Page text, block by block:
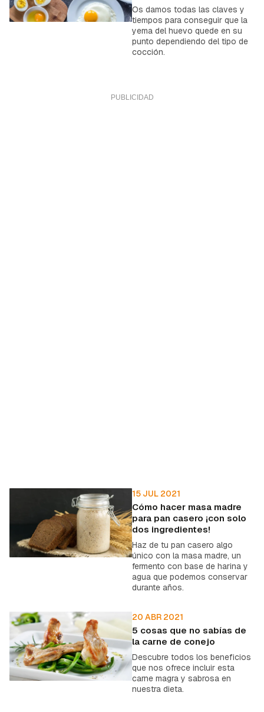
Os damos todas las claves y
tiempos para conseguir que la
yema del huevo quede en su
punto dependiendo del tipo de
cocción.
15 JUL 2021
Cómo hacer masa madre
para pan casero ¡con solo
dos ingredientes!
Haz de tu pan casero algo
único con la masa madre, un
fermento con base de harina y
agua que podemos conservar
durante años.
20 ABR 2021
5 cosas que no sabías de
la carne de conejo
Descubre todos los beneficios
que nos ofrece incluir esta
carne magra y sabrosa en
nuestra dieta.